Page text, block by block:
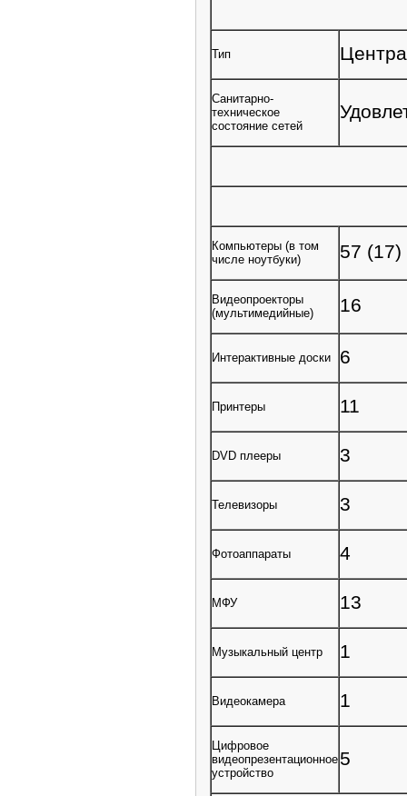
Тип
Санитарно-
техническое
состояние сетей
Компьютеры (в том
числе ноутбуки)
57 (17)
Видеопроекторы
(мультимедийные)
16
Интерактивные доски 6
Принтеры 11
DVD плееры 3
Телевизоры 3
Фотоаппараты 4
МФУ 13
Музыкальный центр 1
Видеокамера 1
Цифровое
видеопрезентационное
устройство
5